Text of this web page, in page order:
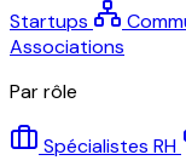
Startups
Associations
Par rôle
Spécialistes RH